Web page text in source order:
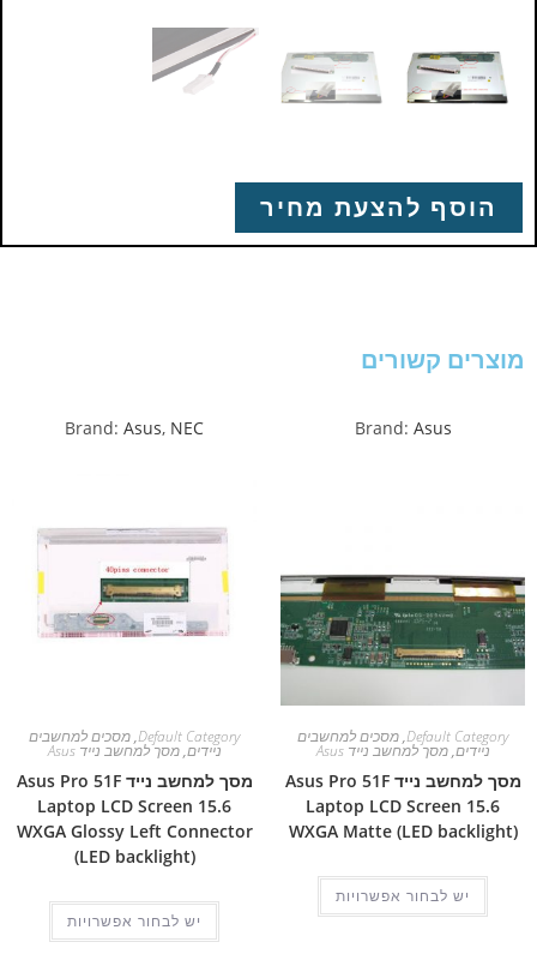
הוסף להצעת מחיר
מוצרים קשורים
Brand: Asus
Default Category
,מסכים למחשבים
ניידים,מסך למחשב נייד Asus
מסך למחשב נייד Asus Pro 51F
Laptop LCD Screen 15.6
WXGA Matte (LED backlight)
יש לבחור אפשרויות
Brand: Asus, NEC
Default Category
,מסכים למחשבים
ניידים,מסך למחשב נייד Asus
מסך למחשב נייד Asus Pro 51F
Laptop LCD Screen 15.6
WXGA Glossy Left Connector
(LED backlight)
יש לבחור אפשרויות